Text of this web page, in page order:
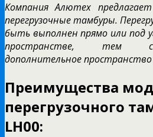
Компания Алютех
перегрузочные тамбуры.
быть выполнен прямо или под
пространстве, тем
дополнительное
Преимущества
перегрузочного
LH00: